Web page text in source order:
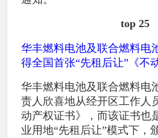
top 25
华丰燃料电池及联合燃料电
得全国首张“先租后让”《不
华丰燃料电池及联合燃料电
责人欣喜地从经开区工作人
动产权证书》，而该证书也
业用地“先租后让”模式下，